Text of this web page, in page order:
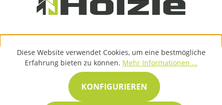
Diese Website verwendet Cookies, um eine bestmögliche
Erfahrung bieten zu können. Mehr Informationen ...
KONFIGURIEREN